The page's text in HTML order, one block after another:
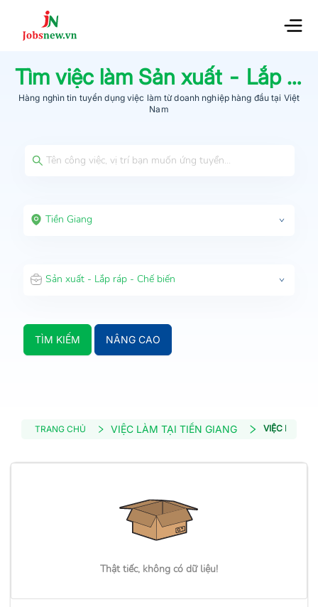
Tìm việc làm Sản xuất - Lắp ráp - Chế biến
Hàng nghìn tin tuyển dụng việc làm từdoanh nghiệp hàng đầu tại Việt
Nam
Tiền Giang
Sản xuất - Lắp ráp - Chế biến
TÌM KIẾM NÂNG CAO
TRANG CHỦ VIỆC LÀM TẠI TIỀN GIANG VIỆC LÀM
Thật tiếc, không có dữ liệu!